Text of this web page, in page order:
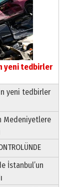
yeni tedbirler
yeni tedbirler
Medeniyetlere
İstanbul’un